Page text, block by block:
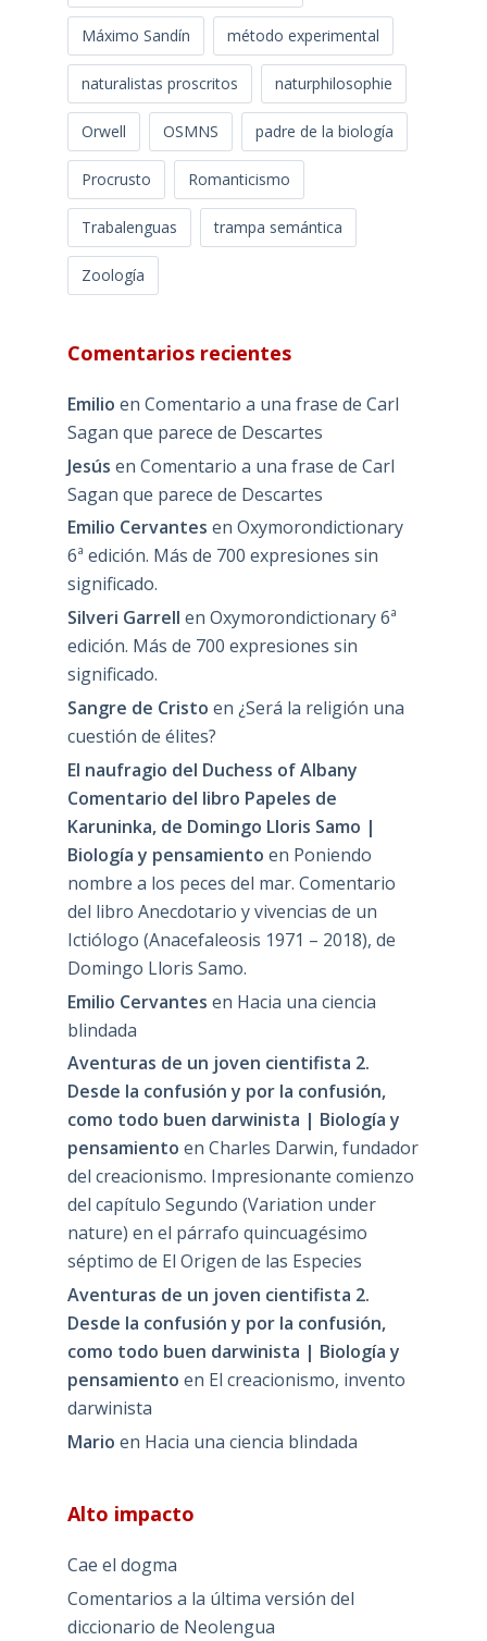
Máximo Sandín método experimental
naturalistas proscritos naturphilosophie
Orwell OSMNS padre de la biología
Procrusto Romanticismo
Trabalenguas trampa semántica
Zoología
Comentarios recientes
Emilio en Comentario a una frase de Carl
Sagan que parece de Descartes
Jesús en Comentario a una frase de Carl
Sagan que parece de Descartes
Emilio Cervantes en Oxymorondictionary
6ª edición. Más de 700 expresiones sin
significado.
Silveri Garrell en Oxymorondictionary 6ª
edición. Más de 700 expresiones sin
significado.
Sangre de Cristo en ¿Será la religión una
cuestión de élites?
El naufragio del Duchess of Albany
Comentario del libro Papeles de
Karuninka, de Domingo Lloris Samo |
Biología y pensamiento en Poniendo
nombre a los peces del mar. Comentario
del libro Anecdotario y vivencias de un
Ictiólogo (Anacefaleosis 1971 – 2018), de
Domingo Lloris Samo.
Emilio Cervantes en Hacia una ciencia
blindada
Aventuras de un joven cientifista 2.
Desde la confusión y por la confusión,
como todo buen darwinista | Biología y
pensamiento en Charles Darwin, fundador
del creacionismo. Impresionante comienzo
del capítulo Segundo (Variation under
nature) en el párrafo quincuagésimo
séptimo de El Origen de las Especies
Aventuras de un joven cientifista 2.
Desde la confusión y por la confusión,
como todo buen darwinista | Biología y
pensamiento en El creacionismo, invento
darwinista
Mario en Hacia una ciencia blindada
Alto impacto
Cae el dogma
Comentarios a la última versión del
diccionario de Neolengua